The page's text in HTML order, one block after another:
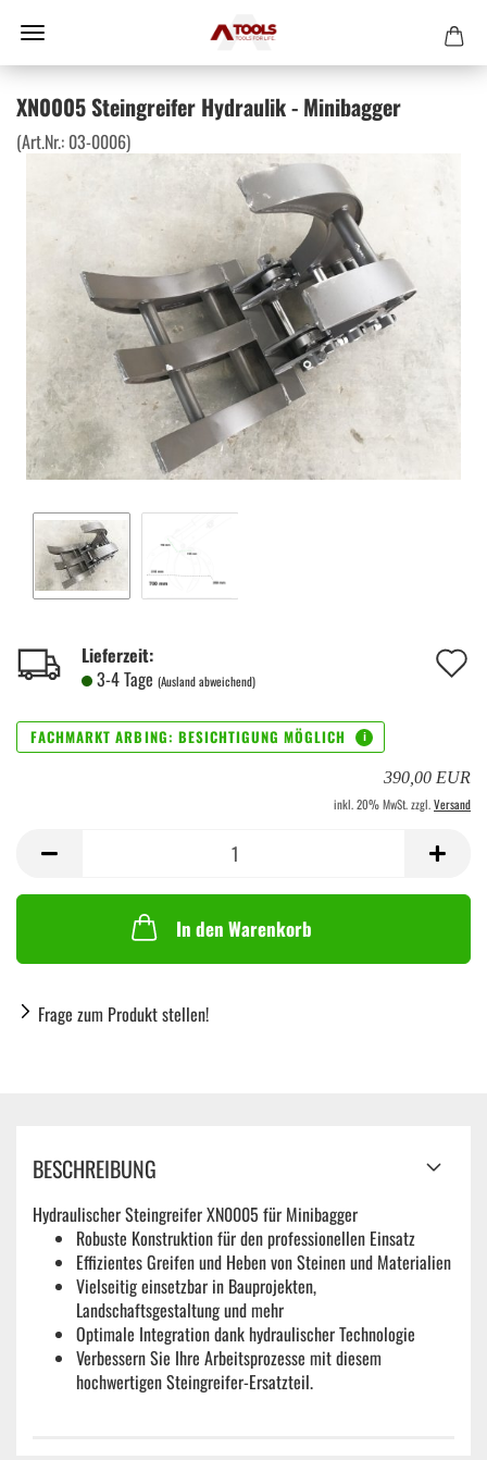
XN0005 Steingreifer Hydraulik - Minibagger
(Art.Nr.: 03-0006)
Lieferzeit:
3-4 Tage (Ausland abweichend)
390,00 EUR
inkl. 20% MwSt. zzgl.Versand
In den Warenkorb
Frage zum Produkt stellen!
BESCHREIBUNG
Hydraulischer Steingreifer XN0005 für Minibagger
Robuste Konstruktion für den professionellen Einsatz
Effizientes Greifen und Heben von Steinen und Materialien
Vielseitig einsetzbar in Bauprojekten,
Landschaftsgestaltung und mehr
Optimale Integration dank hydraulischer Technologie
Verbessern Sie Ihre Arbeitsprozesse mit diesem
hochwertigen Steingreifer-Ersatzteil.